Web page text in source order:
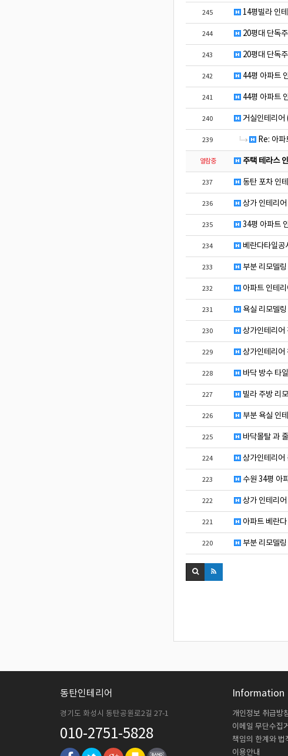
245 14평빌라 인
244 20평대 단독
243 20평대 단독
242 44평 아파트
241 44평 아파트
240 거실인테리어
239 Re: 아파
열람중 주택 테라스
237 동탄 포차 인
236 상가 인테리
235 34평 아파트
234 베란다타일공
233 부분 리모델
232 아파트 인테
231 욕실 리모델
230 상가인테리어
229 상가인테리어
228 바닥 방수 타
227 빌라 주방 리
226 부분 욕실 인
225 바닥몰탈 과
224 상가인테리어
223 수원 34평 아
222 상가 인테리
221 아파트 베란
220 부분 리모델
동탄인테리어
경기도 화성시 동탄공원로2길 27-1
010-2751-5828
Information
개인정보 취급방
이메일 무단수집
책임의 한계와 법
이용안내